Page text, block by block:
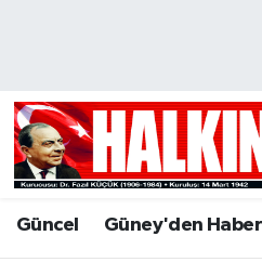
Güncel Güney'den
Hava Durumu
Trafik Durumu